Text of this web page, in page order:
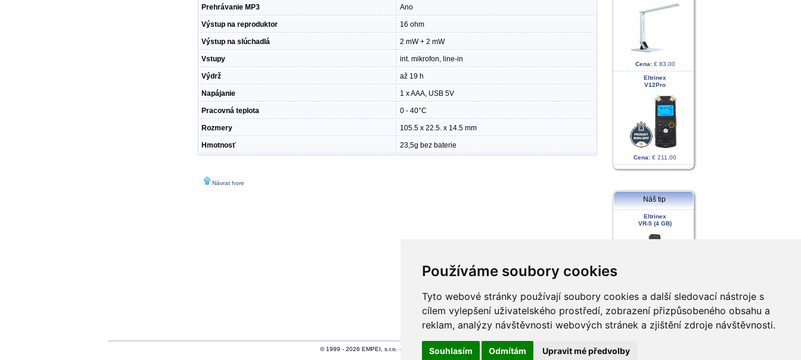
Používáme soubory cookies
Tyto webové stránky používají soubory cookies a další sledovací nástroje s
cílem vylepšení uživatelského prostředí, zobrazení přizpůsobeného obsahu a
reklam, analýzy návštěvnosti webových stránek a zjištění zdroje návštěvnosti.
Souhlasím Odmítám Upravit mé předvolby
Prehrávanie MP3 Ano
Výstup na reproduktor 16 ohm
Výstup na slúchadlá 2 mW + 2 mW
Vstupy int. mikrofon, line-in
Výdrž až 19 h
Napájanie 1 x AAA, USB 5V
Pracovná teplota 0 - 40°C
Rozmery 105.5 x 22.5. x 14.5 mm
Hmotnosť 23,5g bez baterie
Návrat hore
Cena:€ 83.00
Eltrinex
V12Pro
Cena: € 211.00
Náš tip
Eltrinex
VR-5 (4 GB)
Cena:€ 83.00
© 1999 - 2026 EMPEI, s.r.o. - [ Mapa webu] [Osobní údaje